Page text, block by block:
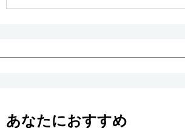
あなたにおすすめ